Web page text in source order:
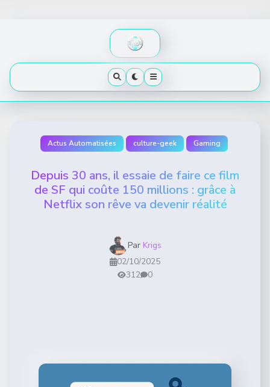
Actus Automatisées culture-geek Gaming
Depuis 30 ans, il essaie de faire ce film
de SF qui coûte 150 millions : grâce à
Netflix son rêve va devenir réalité
Par Krigs
02/10/2025
312
0